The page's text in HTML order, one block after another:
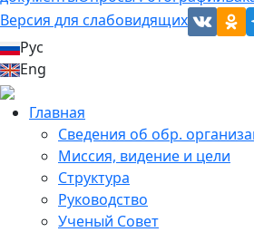
Версия для слабовидящих
Рус
Eng
Главная
Сведения об обр.
Миссия, видение и цели
Структура
Руководство
Ученый Совет